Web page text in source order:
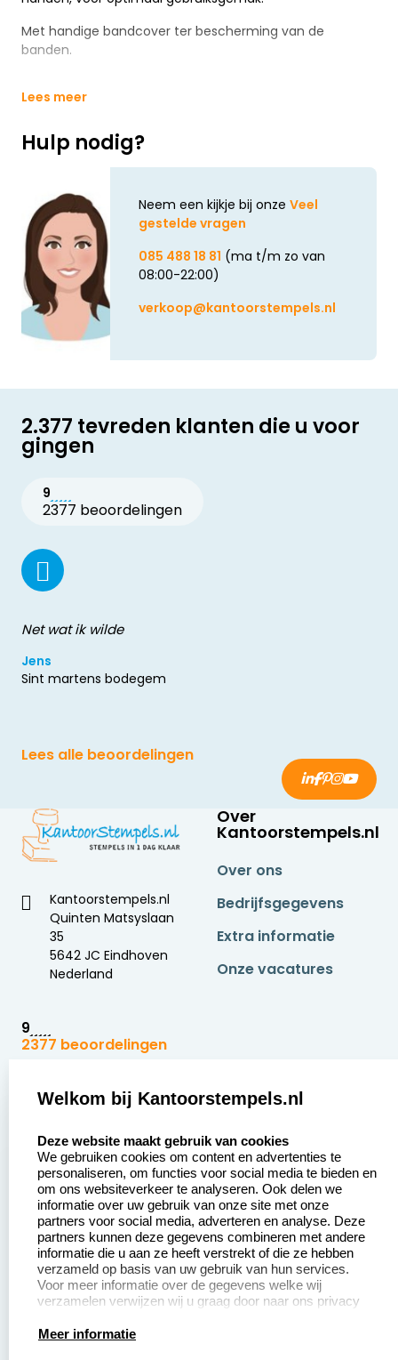
Met handige bandcover ter bescherming van de
banden.
Lees meer
Hulp nodig?
Neem een kijkje bij onze Veel
gestelde vragen
085 488 18 81 (ma t/m zo van
08:00-22:00)
verkoop@kantoorstempels.nl
2.377 tevreden klanten die u voor
gingen
9
2377 beoordelingen
Net wat ik wilde
Jens
Sint martens bodegem
Lees alle beoordelingen
Kantoorstempels.nl
Quinten Matsyslaan
35
5642 JC Eindhoven
Nederland
9
2377 beoordelingen
Over
Kantoorstempels.nl
Over ons
Bedrijfsgegevens
Extra informatie
Onze vacatures
Zakelijk:
Aanvraag op maat
Betaling &
Verzending
Wederverkoper
worden
Sale
Klantenservice:
Contact opnemen
Veel gestelde vragen
Retourneren
Herroepingsrecht
Productinformatie:
Welkom bij Kantoorstempels.nl
Deze website maakt gebruik van cookies
We gebruiken cookies om content en advertenties te
personaliseren, om functies voor social media te bieden en
om ons websiteverkeer te analyseren. Ook delen we
informatie over uw gebruik van onze site met onze
partners voor social media, adverteren en analyse. Deze
partners kunnen deze gegevens combineren met andere
informatie die u aan ze heeft verstrekt of die ze hebben
verzameld op basis van uw gebruik van hun services.
Voor meer informatie over de gegevens welke wij
verzamelen verwijzen wij u graag door naar ons privacy
Meer informatie